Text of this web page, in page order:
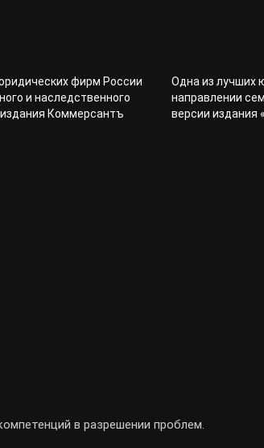
фирм России
и наследственного
Коммерсантъ
Одна из лучших
направлении
версии издания
в разрешении проблем.